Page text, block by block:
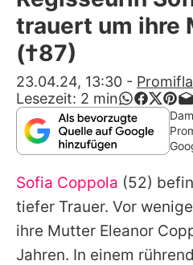
Alle Themen
App
Redaktionelle
trauert um ihre
(†87)
23.04.24, 13:30 -
Lesezeit: 2 min
Sofia Coppola (52)
tiefer Trauer. Vor
ihre Mutter Eleanor
Jahren. In einem